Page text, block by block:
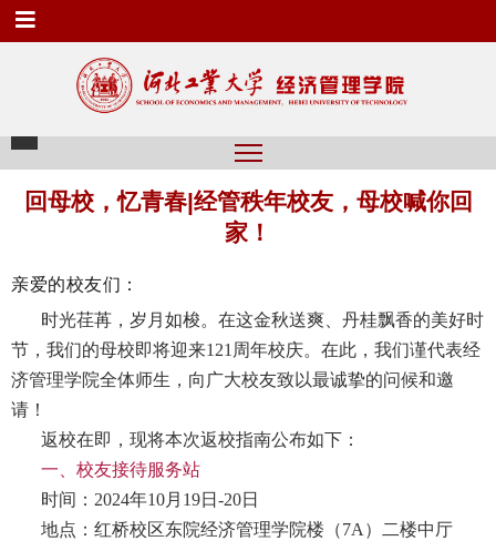
回母校，忆青春|经管秩年校友，母校喊你回
家！
亲爱的校友们：
时光荏苒，岁月如梭。在这金秋送爽、丹桂飘香的美好时
节，我们的母校即将迎来121周年校庆。在此，我们谨代表经
济管理学院全体师生，向广大校友致以最诚挚的问候和邀
请！
返校在即，现将本次返校指南公布如下：
一、校友接待服务站
时间：2024年10月19日-20日
地点：红桥校区东院经济管理学院楼（7A）二楼中厅